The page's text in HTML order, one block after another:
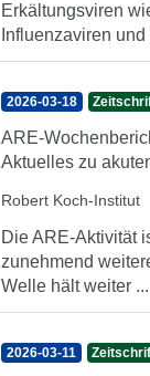
Erkältungsviren
Influenzaviren und
2026-03-18
ARE-
Aktuelles zu
Robert Koch-Institut
Die ARE-Aktivität
zunehmend
Welle hält weiter ...
2026-03-11